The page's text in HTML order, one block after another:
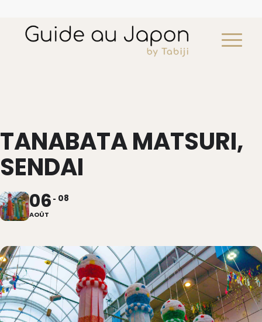
Japon culinaire et gastronomique
Devis
TANABATA MATSURI,
SENDAI
06
AOÛT
08